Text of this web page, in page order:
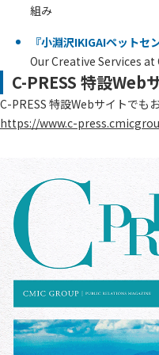
組み
『小淵沢IKIGAIペットセ
Our Creative Services at
C-PRESS 特設Web
C-PRESS 特設Webサイトでも
https://www.c-